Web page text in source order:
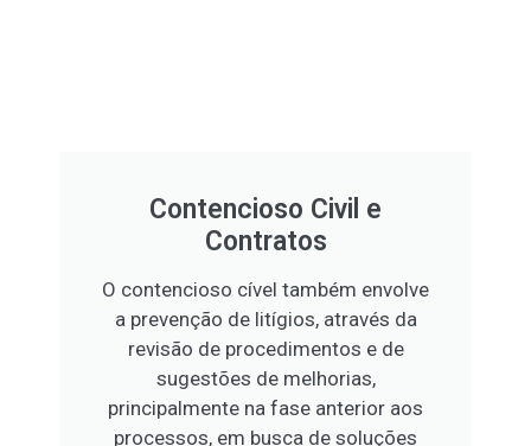
Contencioso Civil e
Contratos
O contencioso cível também envolve
a prevenção de litígios, através da
revisão de procedimentos e de
sugestões de melhorias,
principalmente na fase anterior aos
processos, em busca de soluções